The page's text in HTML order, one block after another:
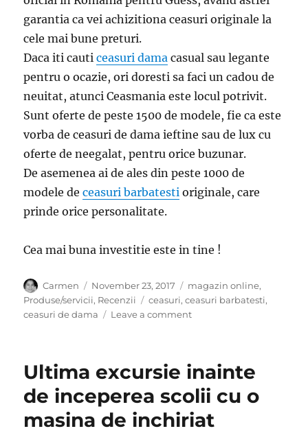
garantia ca vei achizitiona ceasuri originale la
cele mai bune preturi.
Daca iti cauticeasuri dama casual sau legante
pentru o ocazie, ori doresti sa faci un cadou de
neuitat, atunci Ceasmania este locul potrivit.
Sunt oferte de peste 1500 de modele, fie ca este
vorba de ceasuri de dama ieftine sau de lux cu
oferte de neegalat, pentru orice buzunar.
De asemenea ai de ales din peste 1000 de
modele deceasuri barbatesti originale, care
prinde orice personalitate.
Cea mai buna investitie este in tine !
Author
Carmen
Posted
on
November 23, 2017 Categories
magazin online,
Produse/servicii, Recenzii Tags
ceasuri,ceasuri barbatesti,
ceasuri de dama
Leave a commenton
ales
poate
aduce
eleganta,
Ultima excursie inainte
de inceperea scolii cu o
masina de inchiriat